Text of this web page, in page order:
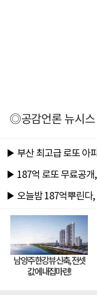
◎공감언론 뉴시스